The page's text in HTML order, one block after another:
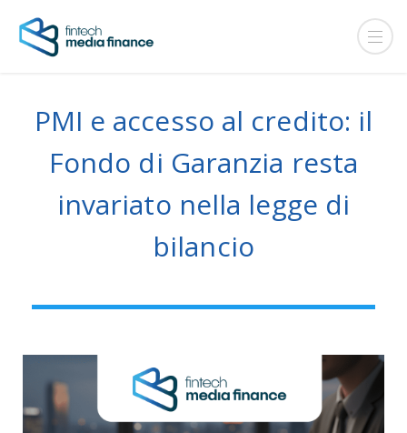
PMI e accesso al credito: il
Fondo di Garanzia resta
invariato nella legge di
bilancio